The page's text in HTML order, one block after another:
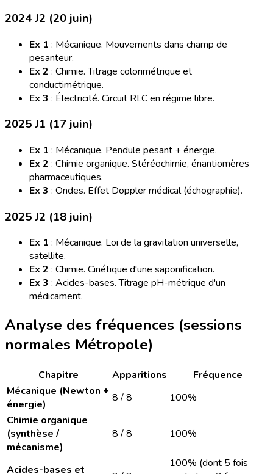
2024 J2 (20 juin)
Ex 1 : Mécanique. Mouvements dans champ de
pesanteur.
Ex 2 : Chimie. Titrage colorimétrique et
conductimétrique.
Ex 3 : Électricité. Circuit RLC en régime libre.
2025 J1 (17 juin)
Ex 1 : Mécanique. Pendule pesant + énergie.
Ex 2 : Chimie organique. Stéréochimie, énantiomères
pharmaceutiques.
Ex 3 : Ondes. Effet Doppler médical (échographie).
2025 J2 (18 juin)
Ex 1 : Mécanique. Loi de la gravitation universelle,
satellite.
Ex 2 : Chimie. Cinétique d'une saponification.
Ex 3 : Acides-bases. Titrage pH-métrique d'un
médicament.
Analyse des fréquences (sessions
normales Métropole)
Chapitre Apparitions
Fréquence
Mécanique (Newton +
énergie)
8 / 8
100%
Chimie organique
(synthèse /
mécanisme)
8 / 8 100%
Acides-bases et
100% (dont 5 fois